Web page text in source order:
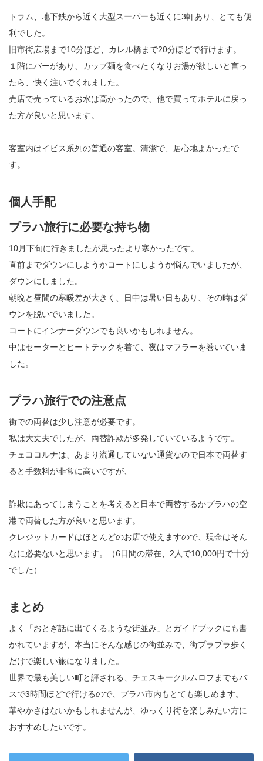
トラム、地下鉄から近く大型スーパーも近くに3軒あり、とても便
利でした。
旧市街広場まで10分ほど、カレル橋まで20分ほどで行けます。
１階にバーがあり、カップ麺を食べたくなりお湯が欲しいと言っ
たら、快く注いでくれました。
売店で売っているお水は高かったので、他で買ってホテルに戻っ
た方が良いと思います。
客室内はイビス系列の普通の客室。清潔で、居心地よかったで
す。
個人手配
プラハ旅行に必要な持ち物
10月下旬に行きましたが思ったより寒かったです。
直前までダウンにしようかコートにしようか悩んでいましたが、
ダウンにしました。
朝晩と昼間の寒暖差が大きく、日中は暑い日もあり、その時はダ
ウンを脱いでいました。
コートにインナーダウンでも良いかもしれません。
中はセーターとヒートテックを着て、夜はマフラーを巻いていま
した。
プラハ旅行での注意点
街での両替は少し注意が必要です。
私は大丈夫でしたが、両替詐欺が多発していているようです。
チェココルナは、あまり流通していない通貨なので日本で両替す
ると手数料が非常に高いですが、
詐欺にあってしまうことを考えると日本で両替するかプラハの空
港で両替した方が良いと思います。
クレジットカードはほとんどのお店で使えますので、現金はそん
なに必要ないと思います。（6日間の滞在、2人で10,000円で十分
でした）
まとめ
よく「おとぎ話に出てくるような街並み」とガイドブックにも書
かれていますが、本当にそんな感じの街並みで、街プラプラ歩く
だけで楽しい旅になりました。
世界で最も美しい町と評される、チェスキークルムロフまでもバ
スで3時間ほどで行けるので、プラハ市内もとても楽しめます。
華やかさはないかもしれませんが、ゆっくり街を楽しみたい方に
おすすめしたいです。